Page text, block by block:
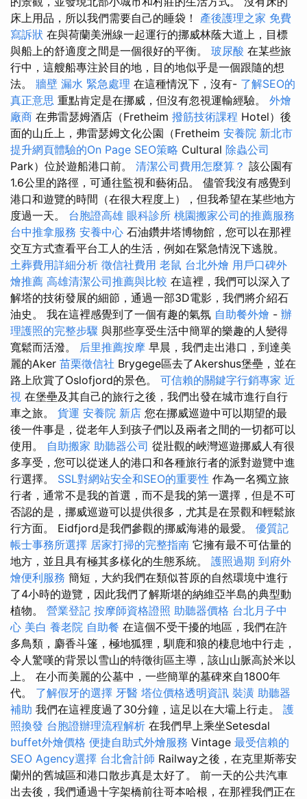
床上用品，所以我們需要自己的睡袋！ 產後護理之家 免費
寫訴狀 在與荷蘭美洲線一起運行的挪威林蔭大道上，目標
與船上的舒適度之間是一個很好的平衡。 玻尿酸 在某些旅
行中，這艘船專注於目的地，目的地似乎是一個跟隨的想
法。 牆壁 漏水 緊急處理 在這種情況下，沒有- 了解SEO的
真正意思 重點肯定是在挪威，但沒有忽視運輸經驗。 外燴
廠商 在弗雷瑟姆酒店（Fretheim 撥筋技術課程 Hotel）後
面的山丘上，弗雷瑟姆文化公園（Fretheim 安養院 新北市
提升網頁體驗的On Page SEO策略 Cultural 除蟲公司
Park）位於遊船港口前。 清潔公司費用怎麼算？ 該公園有
1.6公里的路徑，可通往監視和藝術品。 儘管我沒有感覺到
港口和遊覽的時間（在很大程度上），但我希望在某些地方
度過一天。 台胞證高雄 眼科診所 桃園搬家公司的推薦服務
台中推拿服務 安養中心 石油鑽井塔博物館，您可以在那裡
交互方式查看平台工人的生活，例如在緊急情況下逃脫。
土葬費用詳細分析 徵信社費用 老鼠 台北外燴 用戶口碑外
燴推薦 高雄清潔公司推薦與比較 在這裡，我們可以深入了
解塔的技術發展的細節，通過一部3D電影，我們將介紹石
油史。 我在這裡感覺到了一個有趣的氣氛 自助餐外燴 - 辦
理護照的完整步驟 與那些享受生活中簡單的樂趣的人變得
寬鬆而活潑。 后里推薦按摩 早晨，我們走出港口，到達美
麗的Aker 苗栗徵信社 Brygege區去了Akershus堡壘，並在
路上欣賞了Oslofjord的景色。 可信賴的關鍵字行銷專家 近
視 在堡壘及其自己的旅行之後，我們出發在城市進行自行
車之旅。 貨運 安養院 新店 您在挪威巡遊中可以期望的最
後一件事是，從老年人到孩子們以及兩者之間的一切都可以
使用。 自助搬家 助聽器公司 從壯觀的峽灣巡遊挪威人有很
多享受，您可以從迷人的港口和各種旅行者的派對遊覽中進
行選擇。 SSL對網站安全和SEO的重要性 作為一名獨立旅
行者，通常不是我的首選，而不是我的第一選擇，但是不可
否認的是，挪威巡遊可以提供很多，尤其是在景觀和輕鬆旅
行方面。 Eidfjord是我們參觀的挪威海港的最愛。 優質記
帳士事務所選擇 居家打掃的完整指南 它擁有最不可估量的
地方，並且具有極其多樣化的生態系統。 護照過期 到府外
燴便利服務 簡短，大約我們在類似苔原的自然環境中進行
了4小時的遊覽，因此我們了解斯堪的納維亞半島的典型動
植物。 營業登記 按摩師資格證照 助聽器價格 台北月子中
心 美白 養老院 自助餐 在這個不受干擾的地區，我們在許
多鳥類，麝香斗篷，極地狐狸，馴鹿和狼的棲息地中行走，
令人驚嘆的背景以雪山的特徵街區主導，該山山脈高於米以
上。 在小而美麗的公墓中，一些簡單的墓碑來自1800年
代。 了解假牙的選擇 牙醫 塔位價格透明資訊 裝潢 助聽器
補助 我們在這裡度過了30分鐘，這足以在大壩上行走。 護
照換發 台胞證辦理流程解析 在我們早上乘坐Setesdal
buffet外燴價格 便捷自助式外燴服務 Vintage 最受信賴的
SEO Agency選擇 台北會計師 Railway之後，在克里斯蒂安
蘭州的舊城區和港口散步真是太好了。 前一天的公共汽車
出去後，我們通過十字架橋前往哥本哈根，在那裡我們正在